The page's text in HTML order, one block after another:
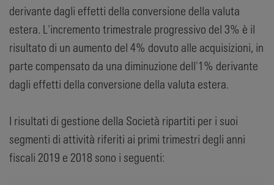
derivante dagli effetti della conversione della valuta
estera. L'incremento trimestrale progressivo del 3% è il
risultato di un aumento del 4% dovuto alle acquisizioni, in
parte compensato da una diminuzione dell'1% derivante
dagli effetti della conversione della valuta estera.
I risultati di gestione della Società ripartiti per i suoi
segmenti di attività riferiti ai primi trimestri degli anni
fiscali 2019 e 2018 sono i seguenti: